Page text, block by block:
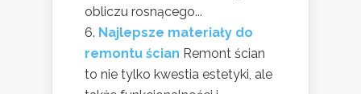
obliczu rosnącego...
Najlepsze materiały do
remontu ścian Remont ścian
to nie tylko kwestia estetyki, ale